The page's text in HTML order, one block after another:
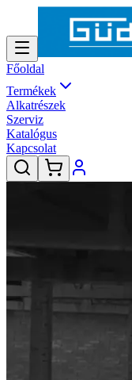
Főoldal
Termékek
Alkatrészek
Szerviz
Katalógus
Kapcsolat